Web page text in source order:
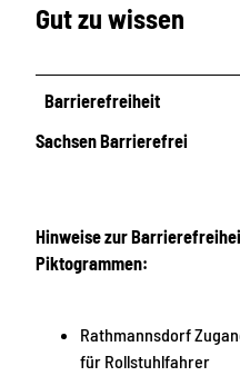
Gut zu wissen
Barrierefreiheit
Sachsen Barrierefrei
Hinweise zur
Piktogrammen:
Rathmannsdorf
für Rollstuhlfahrer